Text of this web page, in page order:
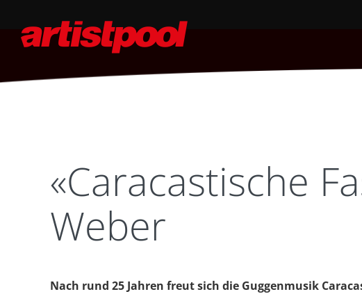
«Caracastische
Weber
Nach rund 25 Jahren freut sich die Guggenmusik